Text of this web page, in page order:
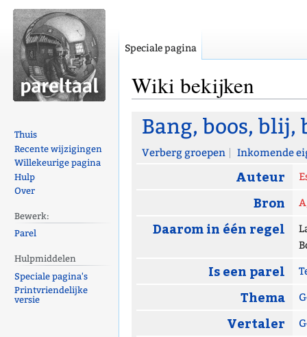
Wiki bekijken
Naar
navigatie
springen
Naar
zoeken
springen
Bang, boos, blij,
Verberg groepen Inkomende
Auteur
Bron
Daarom in één regel
Is een parel
Thema
Vertaler
Speciale pagina
Thuis
Recente wijzigingen
Willekeurige pagina
Hulp
Over
Bewerk:
Parel
Hulpmiddelen
Speciale pagina's
Printvriendelijke
versie